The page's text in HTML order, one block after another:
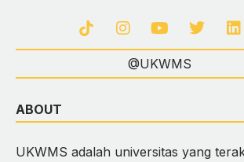
@UKWMS
ABOUT
UKWMS adalah universitas yang